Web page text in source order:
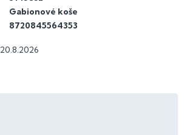
20.8.2026
Gabionové koše
8720845564353